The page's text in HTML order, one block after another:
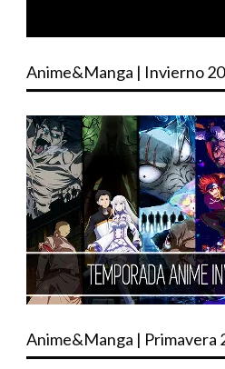
Anime&Manga | Invierno
Anime&Manga | Primavera